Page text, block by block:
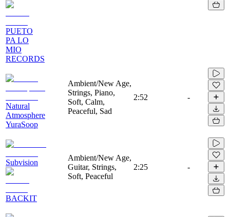
PUETO
PA LO
MIO
RECORDS
Natural
Atmosphere
YuraSoop
Ambient/New Age,
Strings, Piano,
Soft, Calm,
Peaceful, Sad
2:52 -
Subvision
BACKIT
Ambient/New Age,
Guitar, Strings,
Soft, Peaceful
2:25 -